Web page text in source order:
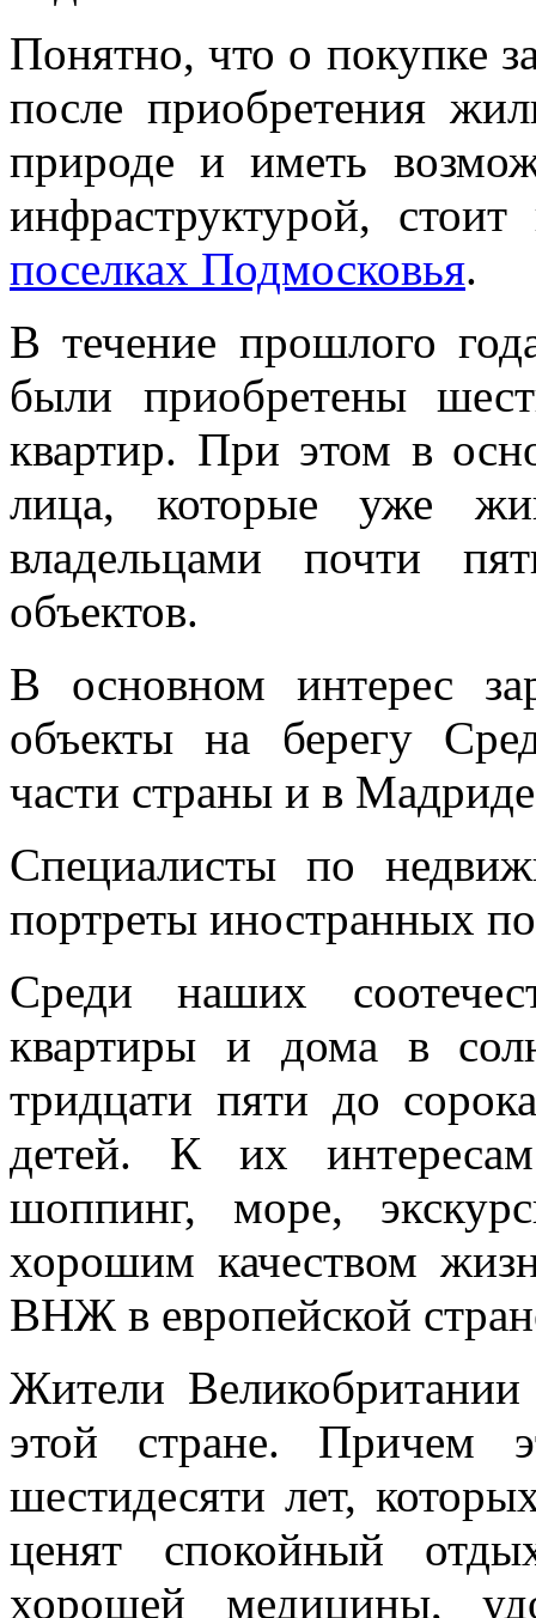
Понятно, что о покупке
после приобретения
природе и иметь
инфраструктурой,
поселках Подмосковья.
В течение прошлого
были приобретены
квартир. При этом в
лица, которые уже
владельцами почти
объектов.
В основном интерес
объекты на берегу
части страны и в
Специалисты по
портреты иностранных
Среди наших
квартиры и дома в
тридцати пяти до
детей. К их
шоппинг, море,
хорошим качеством
ВНЖ в европейской
Жители
этой стране. Причем
шестидесяти лет,
ценят спокойный
хорошей медицины,